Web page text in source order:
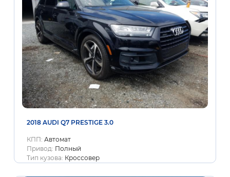
2018 AUDI Q7 PRESTIGE 3.0
КПП: Автомат
Привод: Полный
Тип кузова: Кроссовер